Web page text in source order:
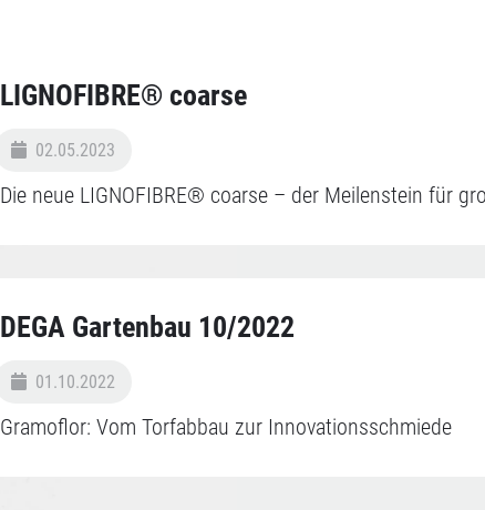
LIGNOFIBRE® coarse
02.05.2023
Die neue LIGNOFIBRE® coarse – der Meilenstein für
DEGA Gartenbau 10/2022
01.10.2022
Gramoflor: Vom Torfabbau zur Innovationsschmiede